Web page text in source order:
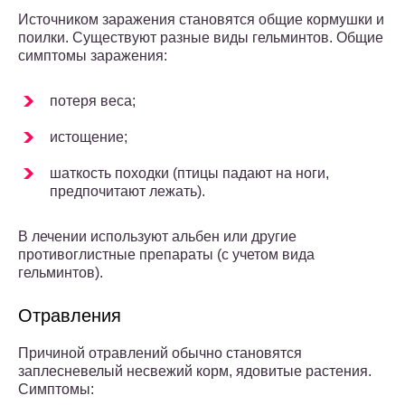
Источником заражения становятся общие кормушки и
поилки. Существуют разные виды гельминтов. Общие
симптомы заражения:
потеря веса;
истощение;
шаткость походки (птицы падают на ноги,
предпочитают лежать).
В лечении используют альбен или другие
противоглистные препараты (с учетом вида
гельминтов).
Отравления
Причиной отравлений обычно становятся
заплесневелый несвежий корм, ядовитые растения.
Симптомы: